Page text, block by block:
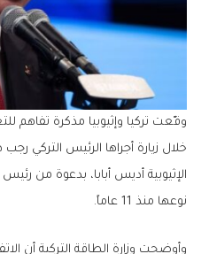
وقّعت تركيا وإثيوبيا مذكرة تفاهم
خلال زيارة أجراها الرئيس التركي رجب
الإثيوبية أديس أبابا، بدعوة من رئيس
نوعها منذ 11 عاماً.
وأوضحت وزارة الطاقة التركية أن